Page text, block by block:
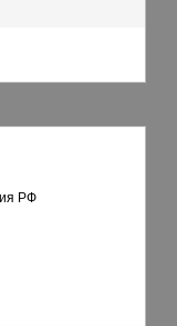
РФ